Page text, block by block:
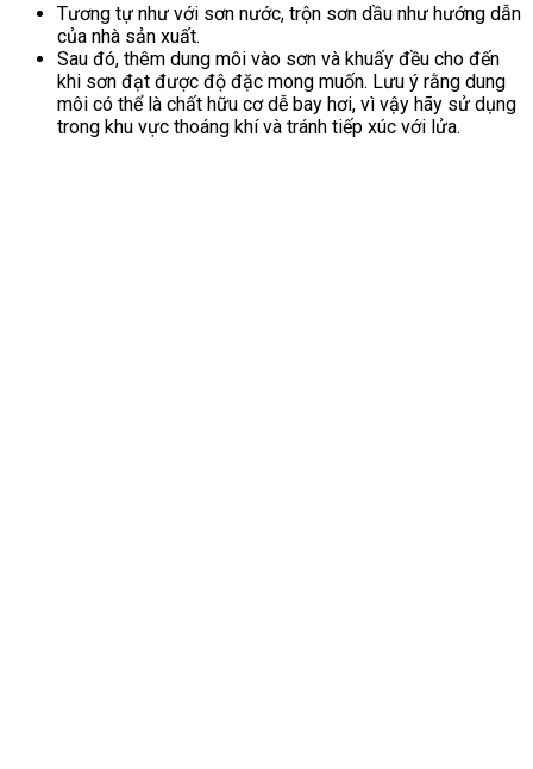
Tương tự như với sơn nước, trộn sơn dầu như hướng dẫn
của nhà sản xuất.
Sau đó, thêm dung môi vào sơn và khuấy đều cho đến
khi sơn đạt được độ đặc mong muốn. Lưu ý rằng dung
môi có thể là chất hữu cơ dễ bay hơi, vì vậy hãy sử dụng
trong khu vực thoáng khí và tránh tiếp xúc với lửa.